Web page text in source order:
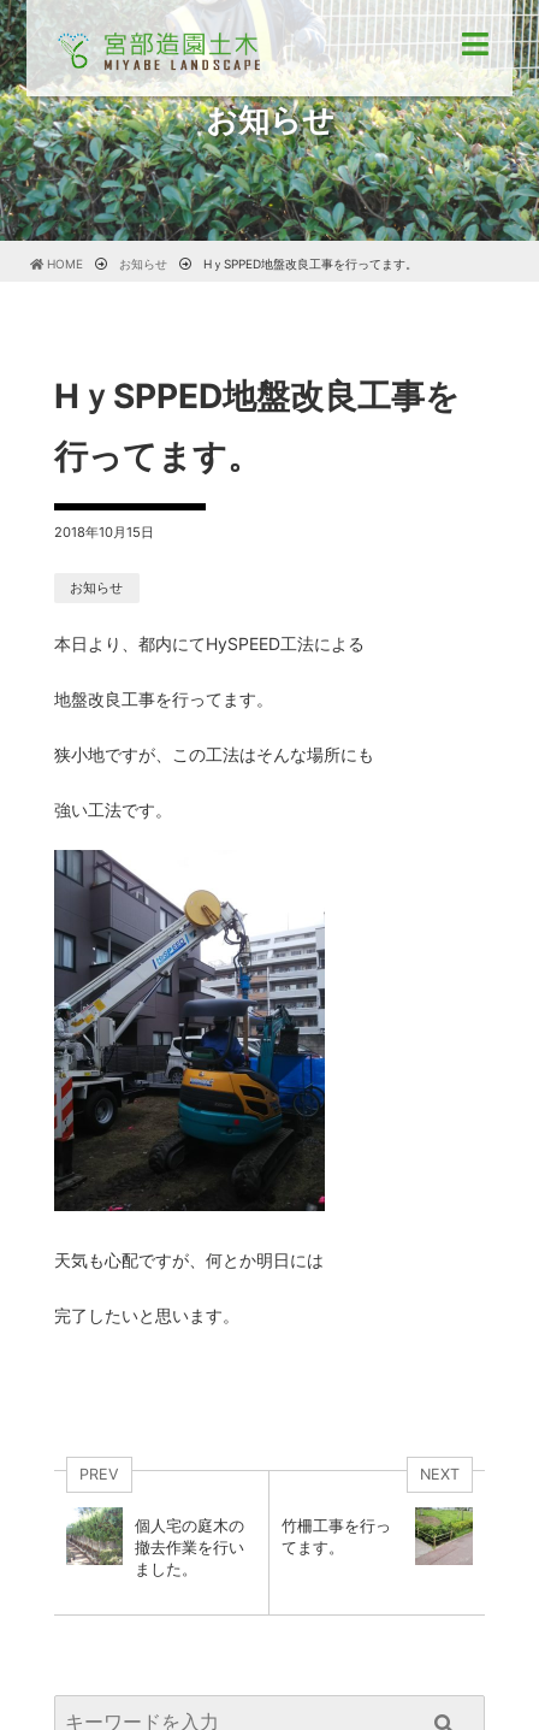
お知らせ
HOME お知らせ HｙSPPED地盤改良工事を行ってます。
HｙSPPED地盤改良工事を
行ってます。
2018年10月15日
お知らせ
本日より、都内にてHySPEED工法による
地盤改良工事を行ってます。
狭小地ですが、この工法はそんな場所にも
強い工法です。
天気も心配ですが、何とか明日には
完了したいと思います。
PREV
個人宅の庭木の
撤去作業を行い
ました。
NEXT
竹柵工事を行っ
てます。